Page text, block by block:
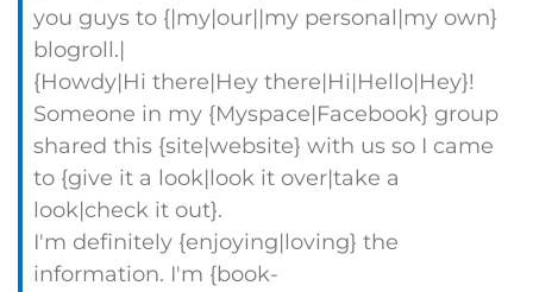
you guys to {|my|our||my personal|my own}
blogroll.|
{Howdy|Hi there|Hey there|Hi|Hello|Hey}!
Someone in my {Myspace|Facebook} group
shared this {site|website} with us so I came
to {give it a look|look it over|take a
look|check it out}.
I'm definitely {enjoying|loving} the
information. I'm {book-